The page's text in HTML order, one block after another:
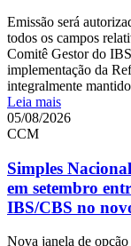
Emissão será
todos os campos
Comitê Gestor do
implementação da
integralmente
Leia mais
05/08/2026
CCM
Simples
em setembro
IBS/CBS no
Nova janela de